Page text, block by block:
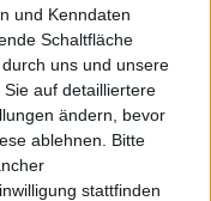
und Kenndaten
Schaltfläche
uns und unsere
auf detailliertere
ändern, bevor
ablehnen.
Bitte
stattfinden
6/10
Of Danger